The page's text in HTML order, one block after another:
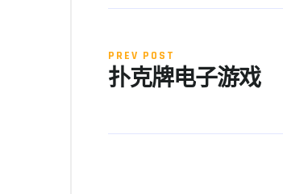
PREV POST
扑克牌电子游戏